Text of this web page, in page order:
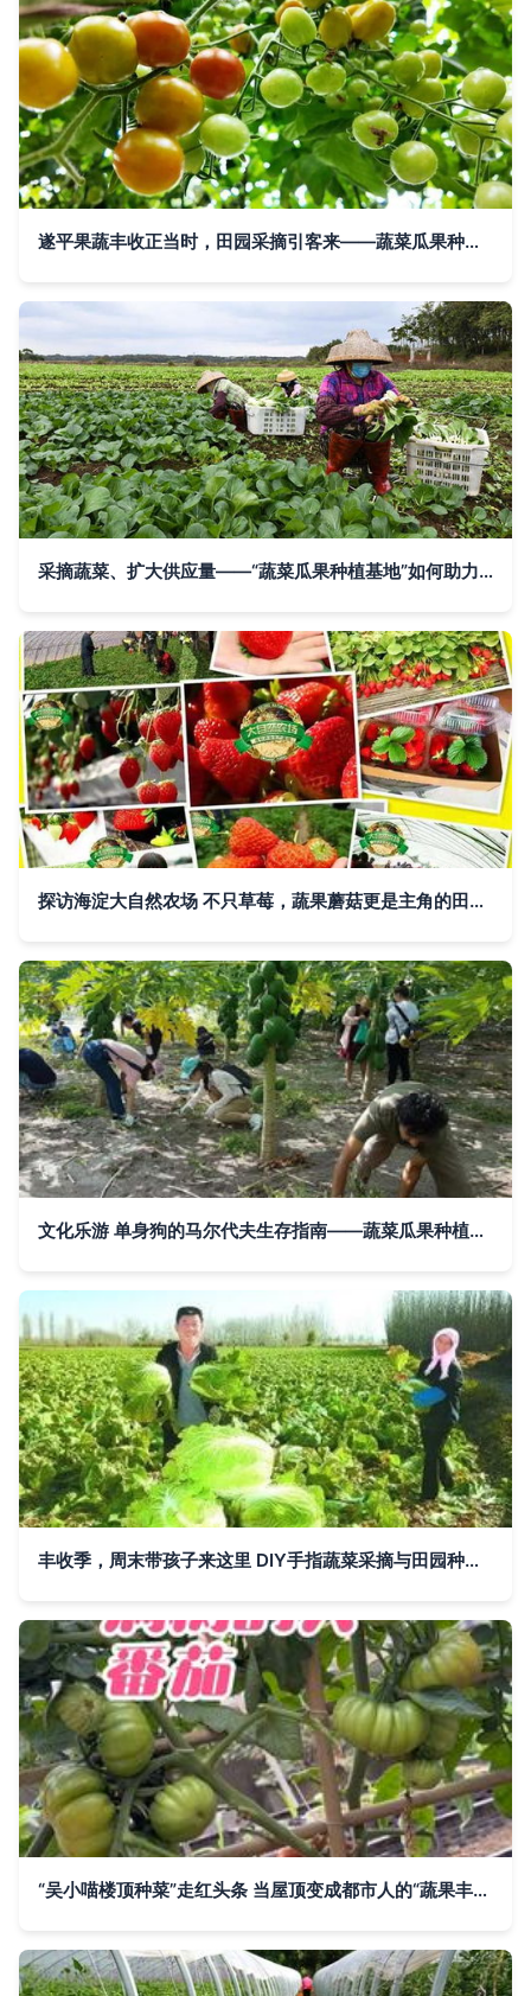
遂平果蔬丰收正当时，田园采摘引客来——蔬菜瓜果种植与采摘服务纪实
采摘蔬菜、扩大供应量——“蔬菜瓜果种植基地”如何助力秋季购销高峰期
探访海淀大自然农场 不只草莓，蔬果蘑菇更是主角的田园乐土
文化乐游 单身狗的马尔代夫生存指南——蔬菜瓜果种植及采摘服务篇
丰收季，周末带孩子来这里 DIY手指蔬菜采摘与田园种植体验
“吴小喵楼顶种菜”走红头条 当屋顶变成都市人的“蔬果丰收园”